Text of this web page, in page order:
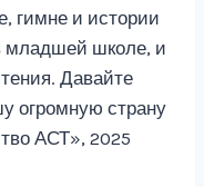
гимне и истории
младшей школе, и
Давайте
огромную страну
АСТ», 2025